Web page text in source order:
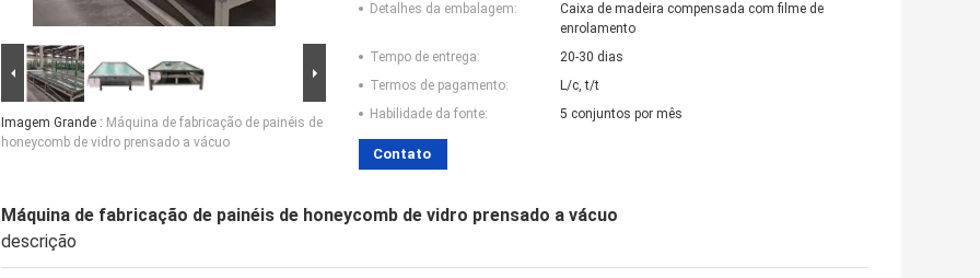
Imagem Grande : Máquina de fabricação de painéis de
honeycomb de vidro prensado a vácuo
Detalhes da embalagem:
Caixa de madeira compensada com filme de
enrolamento
Tempo de entrega:
20-30 dias
Termos de pagamento:
L/c, t/t
Habilidade da fonte:
5 conjuntos por mês
Contato
Máquina de fabricação de painéis de honeycomb de vidro prensado a vácuo
descrição